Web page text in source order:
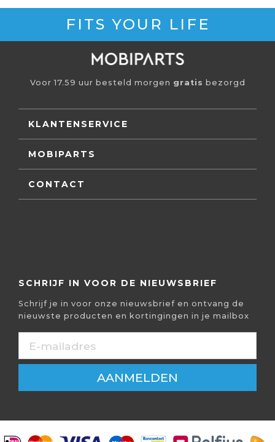
FITS YOUR LIFE
Voor 17.59 uur besteld morgen gratis bezorgd
KLANTENSERVICE
MOBIPARTS
CONTACT
SCHRIJF IN VOOR DE NIEUWSBRIEF
Schrijf je in voor onze nieuwsbrief en ontvang de
nieuwste producten en kortingingen in je mailbox
AANMELDEN